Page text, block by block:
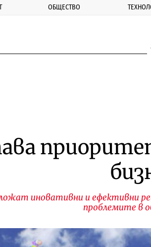
ОБЩЕСТВО
иновативни и ефективни
проблемите в